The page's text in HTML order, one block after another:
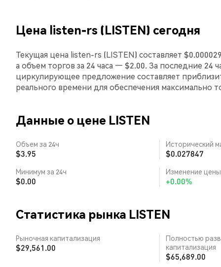
Цена listen-rs (LISTEN) сегодня
Текущая цена listen-rs (LISTEN) составляет
а объем торгов за 24 часа — $2.00. За последние 24
циркулирующее предложение составляет
реального времени для обеспечения
Данные о цене LISTEN
Объем за 24ч
$3.95
Исторический
$0.027847
Минимум за 24ч
$0.00
Изменение цены
+0.00%
Статистика рынка LISTEN
Рыночная капитализация
$29,561.00
Полностью
капитализация
$65,689.00